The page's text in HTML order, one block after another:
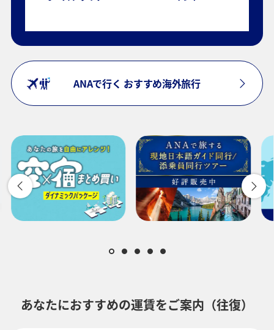
ANAで行く おすすめ海外旅行
あなたにおすすめの運賃をご案内（往復）